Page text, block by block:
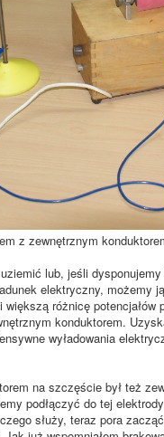
z zewnętrznym
lub, jeśli
elektryczny, możemy
różnicę potencjałów
konduktorem.
wyładowania
na szczęście był też
podłączyć do tej
służy, teraz pora